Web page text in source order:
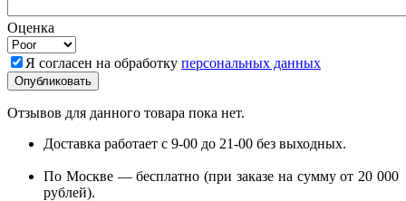
Оценка
Я согласен на обработку персональных данных
Отзывов для данного товара пока нет.
Доставка работает с 9-00 до 21-00 без выходных.
По Москве — бесплатно (при заказе на сумму от 20 000
рублей).